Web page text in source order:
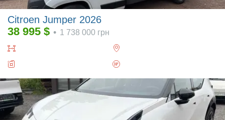
Citroen Jumper 2026
38 995 $ • 1 738 000 грн